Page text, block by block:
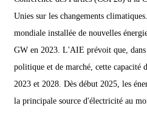
Unies sur les changements
mondiale installée de nouvelles
GW en 2023. L'AIE prévoit que, dans
politique et de marché, cette capacité
2023 et 2028. Dès début 2025, les
la principale source d'électricité au